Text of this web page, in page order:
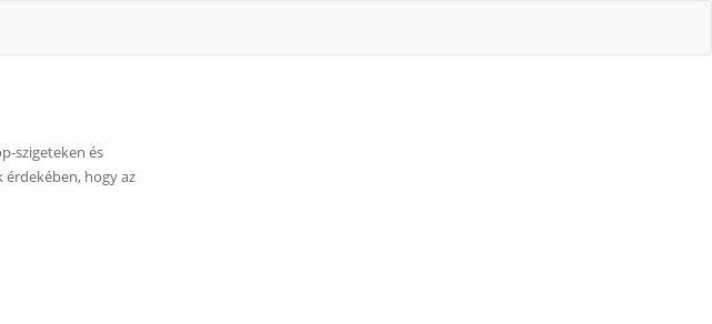
szigeteken és
érdekében, hogy az